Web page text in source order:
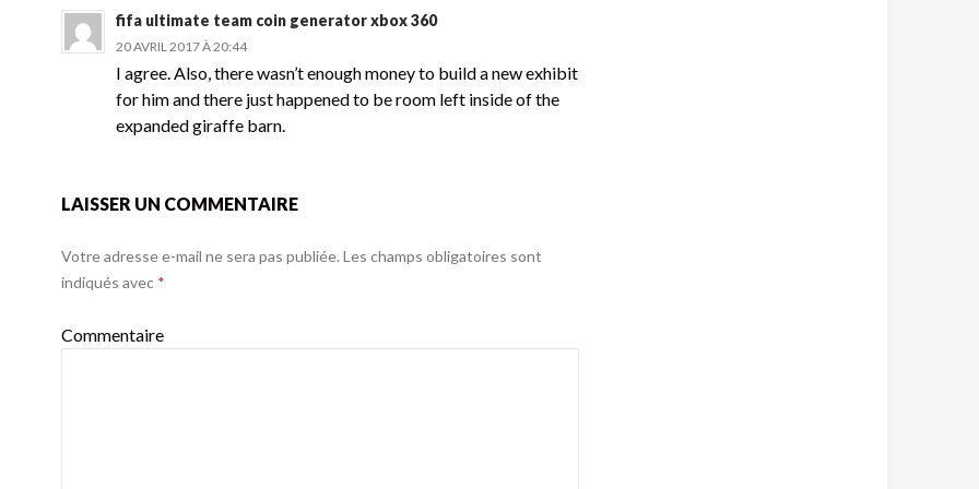
fifa ultimate team coin generator xbox 360
20 AVRIL 2017 À 20:44
I agree. Also, there wasn’t enough money to build a new exhibit
for him and there just happened to be room left inside of the
expanded giraffe barn.
LAISSER UN COMMENTAIRE
Votre adresse e-mail ne sera pas publiée. Les champs obligatoires sont
indiqués avec *
Commentaire